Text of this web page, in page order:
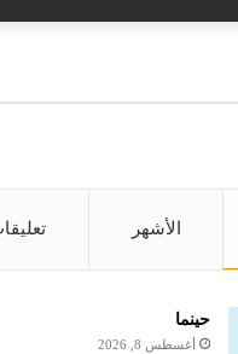
الأشهر
حينما
أغسطس 8, 2026